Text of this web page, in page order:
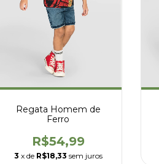
Regata Homem de
Ferro
R$54,99
3 x de R$18,33 sem juros